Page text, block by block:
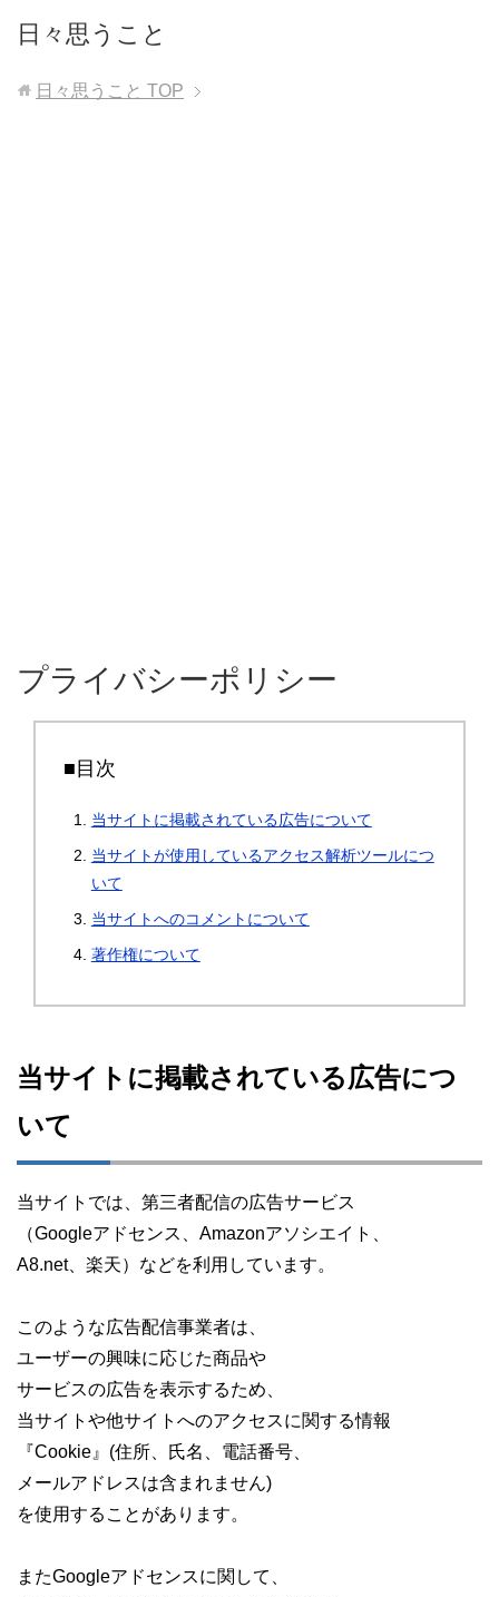
日々思うこと
日々思うこと TOP
プライバシーポリシー
■目次
当サイトに掲載されている広告について
当サイトが使用しているアクセス解析ツールにつ
いて
当サイトへのコメントについて
著作権について
当サイトに掲載されている広告につ
いて
当サイトでは、第三者配信の広告サービス
（Googleアドセンス、Amazonアソシエイト、
A8.net、楽天）などを利用しています。
このような広告配信事業者は、
ユーザーの興味に応じた商品や
サービスの広告を表示するため、
当サイトや他サイトへのアクセスに関する情報
『Cookie』(住所、氏名、電話番号、
メールアドレスは含まれません)
を使用することがあります。
またGoogleアドセンスに関して、